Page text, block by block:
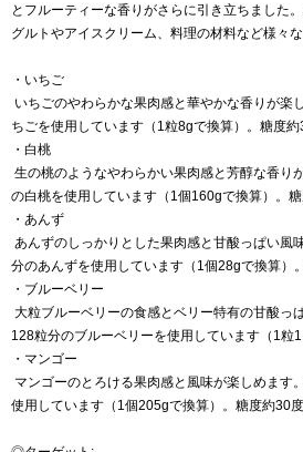
とフルーティーな香りがさらに引き立ちました
グルトやアイスクリーム、料理の材料など様々
・いちご
いちごのやわらかな果肉感と華やかな香りが楽
ちごを使用しています（1粒8gで換算）。糖度約
・白桃
生の桃のようなやわらかい果肉感と芳醇な香り
の白桃を使用しています（1個160gで換算）。糖
・あんず
あんずのしっかりとした果肉感と甘酸っぱい風
分のあんずを使用しています（1個28gで換算）
・ブルーベリー
大粒ブルーベリーの食感とベリー特有の甘酸っ
128粒分のブルーベリーを使用しています（1粒
・マンゴー
マンゴーのとろける果肉感と風味が楽しめます
使用しています（1個205gで換算）。糖度約30度